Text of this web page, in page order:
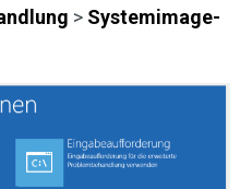
> Systemimage-